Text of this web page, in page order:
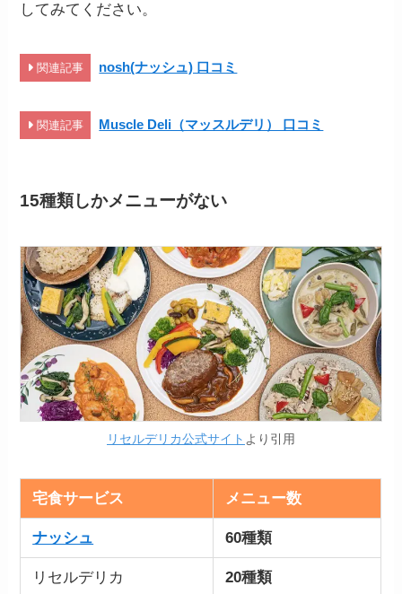
してみてください。
関連記事 nosh(ナッシュ) 口コミ
関連記事 Muscle Deli（マッスルデリ） 口コミ
15種類しかメニューがない
リセルデリカ公式サイト より引用
宅食サービス メニュー数
ナッシュ 60種類
リセルデリカ 20種類